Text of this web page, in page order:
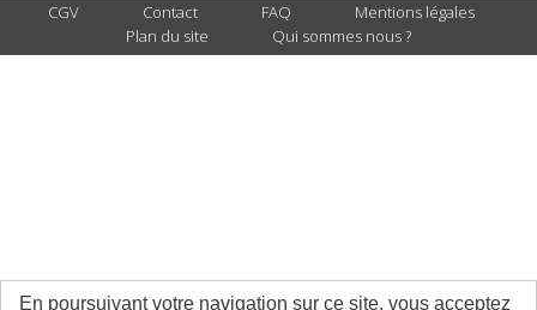
En poursuivant votre navigation sur ce site, vous acceptez
CGV Contact FAQ
Mentions légales
Plan du site
Qui sommes nous ?